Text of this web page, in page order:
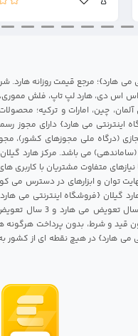
اس اس دی، هارد لپ تاپ، فلش
چین، امارات و ترکیه؛
اینترنتی می هارد} دارای مجوز
(درگاه ملی مجوزهای کشور)،
می باشد. مرکز هارد
متفاوت مشتریان با کاربری
توان و ابزارهای در دسترس می
گیلان {فروشگاه اینترنتی می
شامل 1 سال تعویض
قید و شرط، بدون پرداخت هرگونه
می هارد} در هیچ نقطه ای از